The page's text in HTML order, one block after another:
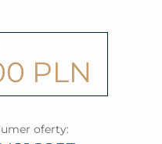
sale,
, Krutyń